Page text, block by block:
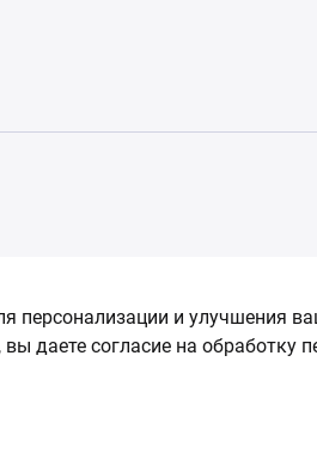
персонализации и улучшения
даете согласие на обработку